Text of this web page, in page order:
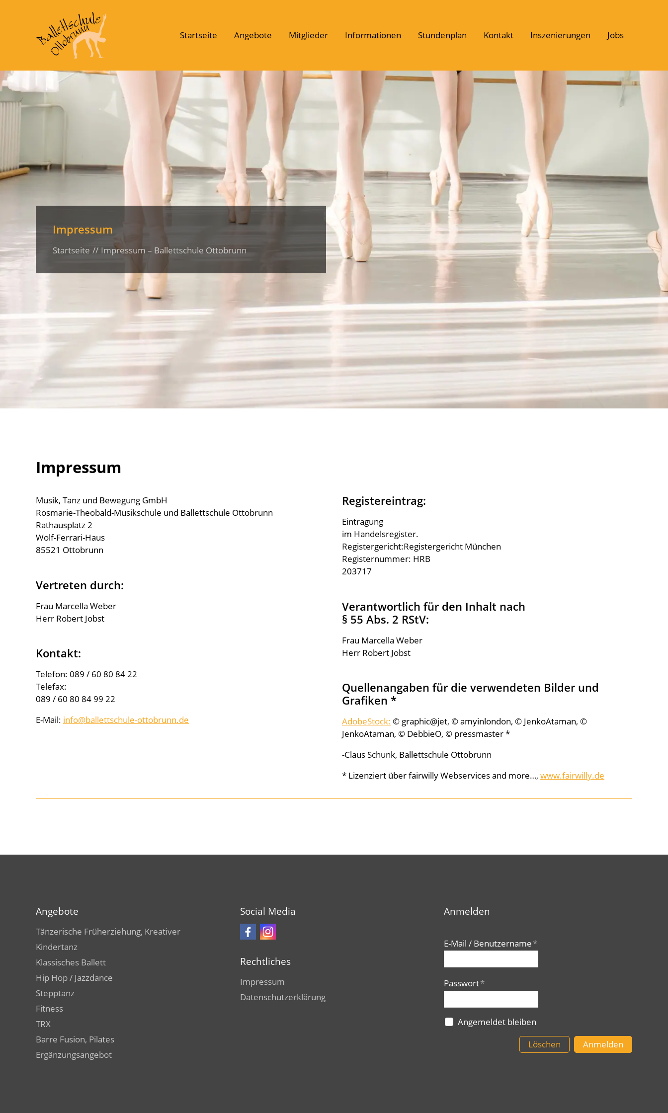
Startseite Angebote Mitglieder Informationen Stundenplan Kontakt Inszenierungen Jobs
Impressum
Startseite Impressum – Ballettschule Ottobrunn
Impressum
Musik, Tanz und Bewegung GmbH
Rosmarie-Theobald-Musikschule und Ballettschule Ottobrunn
Rathausplatz 2
Wolf-Ferrari-Haus
85521 Ottobrunn
Vertreten durch:
Frau Marcella Weber
Herr Robert Jobst
Kontakt:
Telefon: 089 / 60 80 84 22
Telefax:
089 / 60 80 84 99 22
E-Mail: info@ballettschule-ottobrunn.de
Registereintrag:
Eintragung
im Handelsregister.
Registergericht:Registergericht München
Registernummer: HRB
203717
Verantwortlich für den Inhalt nach
§ 55 Abs. 2 RStV:
Frau Marcella Weber
Herr Robert Jobst
Quellenangaben für die verwendeten Bilder und
Grafiken *
AdobeStock: © graphic@jet, © amyinlondon, © JenkoAtaman, ©
JenkoAtaman, © DebbieO, © pressmaster *
-Claus Schunk, Ballettschule Ottobrunn
* Lizenziert über fairwilly Webservices and more…, www.fairwilly.de
Angebote
Tänzerische Früherziehung, Kreativer
Kindertanz
Klassisches Ballett
Hip Hop / Jazzdance
Stepptanz
Fitness
TRX
Barre Fusion, Pilates
Ergänzungsangebot
Social Media
Rechtliches
Impressum
Datenschutzerklärung
Anmelden
E-Mail / Benutzername*
Passwort*
Angemeldet bleiben
Löschen
Anmelden